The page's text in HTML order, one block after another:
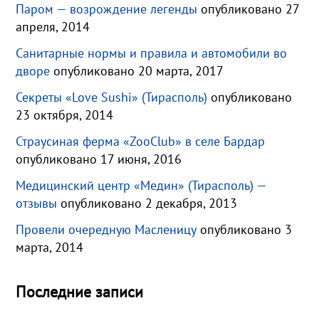
Паром — возрождение легенды опубликовано 27
апреля, 2014
Санитарные нормы и правила и автомобили во
дворе опубликовано 20 марта, 2017
Секреты «Love Sushi» (Тирасполь) опубликовано
23 октября, 2014
Страусиная ферма «ZooClub» в селе Бардар
опубликовано 17 июня, 2016
Медицинский центр «Медин» (Тирасполь) —
отзывы опубликовано 2 декабря, 2013
Провели очередную Масленицу опубликовано 3
марта, 2014
Последние записи